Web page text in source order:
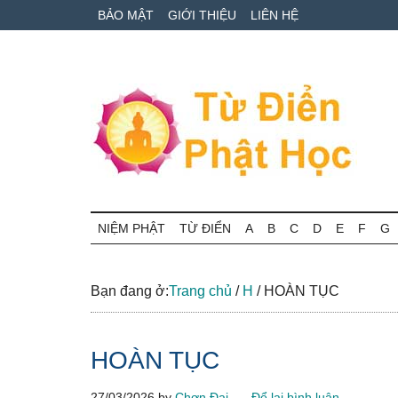
to
to
qua
BẢO MẬT GIỚI THIỆU LIÊN HỆ
Từ
điển
Phật
cứu
thuật
Phật
học
NIỆM PHẬT TỪ ĐIỂN A B C D E F G
Bạn đang ở:Trang chủ / H /HOÀN TỤC
HOÀN TỤC